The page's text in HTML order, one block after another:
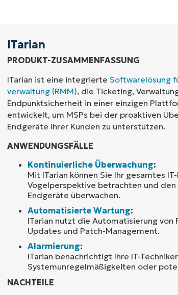
ITarian
PRODUKT-ZUSAMMENFASSUNG
ITarian ist eine integrierte Softwarelösung
verwaltung (RMM), die Ticketing,
Endpunktsicherheit in einer einzigen
entwickelt, um MSPs bei der proaktiven
Endgeräte ihrer Kunden zu unterstützen.
ANWENDUNGSFÄLLE
Kontinuierliche Überwachung:
Mit ITarian können Sie Ihr gesamtes
Vogelperspektive betrachten und
Endgeräte überwachen.
Automatisierte Wartung:
ITarian nutzt die Automatisierung von
Updates und Patch-Management.
Alarmierung:
ITarian benachrichtigt Ihre IT-
Systemunregelmäßigkeiten oder
NACHTEILE